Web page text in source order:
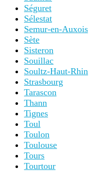
Séguret
Sélestat
Semur-en-Auxois
Sète
Sisteron
Souillac
Soultz-Haut-Rhin
Strasbourg
Tarascon
Thann
Tignes
Toul
Toulon
Toulouse
Tours
Tourtour